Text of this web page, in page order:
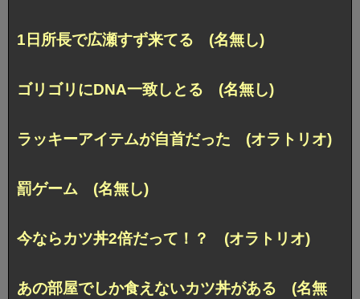
1日所長で広瀬すず来てる (名無し)
ゴリゴリにDNA一致しとる (名無し)
ラッキーアイテムが自首だった (オラトリオ)
罰ゲーム (名無し)
今ならカツ丼2倍だって！？ (オラトリオ)
あの部屋でしか食えないカツ丼がある (名無